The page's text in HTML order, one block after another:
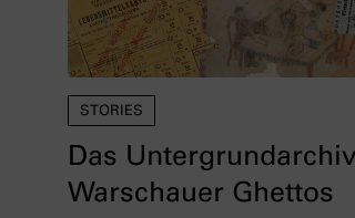
STORIES
Das
Warschauer Ghettos